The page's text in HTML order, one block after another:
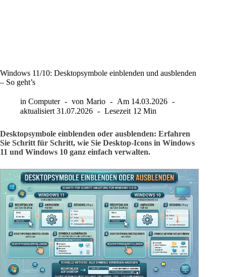
Windows 11/10: Desktopsymbole einblenden und ausblenden
– So geht’s
in Computer von Mario Am 14.03.2026
aktualisiert 31.07.2026 Lesezeit 12 Min
Desktopsymbole einblenden oder ausblenden: Erfahren
Sie Schritt für Schritt, wie Sie Desktop-Icons in Windows
11 und Windows 10 ganz einfach verwalten.